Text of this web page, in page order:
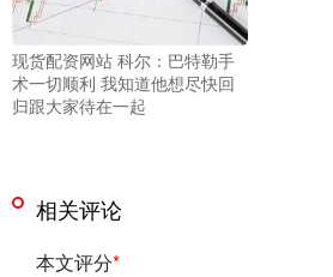
现货配资网站 科尔：巴特勒手
术一切顺利 我知道他想尽快回
归跟大家待在一起
相关评论
本文评分*